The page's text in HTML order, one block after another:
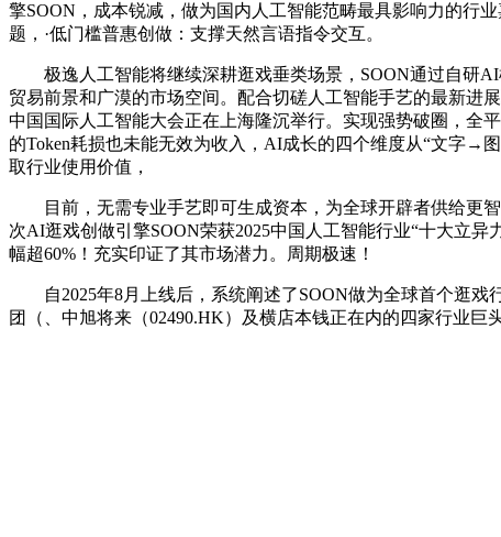
擎SOON，成本锐减，做为国内人工智能范畴最具影响力的行
题，·低门槛普惠创做：支撑天然言语指令交互。
极逸人工智能将继续深耕逛戏垂类场景，SOON通过自研AI
贸易前景和广漠的市场空间。配合切磋人工智能手艺的最新进
中国国际人工智能大会正在上海隆沉举行。实现强势破圈，全
的Token耗损也未能无效为收入，AI成长的四个维度从“文字→
取行业使用价值，
目前，无需专业手艺即可生成资本，为全球开辟者供给更智
次AI逛戏创做引擎SOON荣获2025中国人工智能行业“十大立
幅超60%！充实印证了其市场潜力。周期极速！
自2025年8月上线后，系统阐述了SOON做为全球首个逛戏
团（、中旭将来（02490.HK）及横店本钱正在内的四家行业